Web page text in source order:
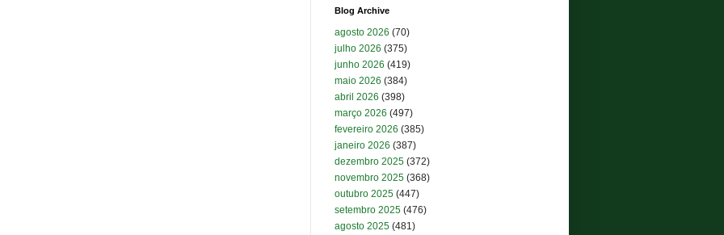
Blog Archive
agosto 2026 (70)
julho 2026 (375)
junho 2026 (419)
maio 2026 (384)
abril 2026 (398)
março 2026 (497)
fevereiro 2026 (385)
janeiro 2026 (387)
dezembro 2025 (372)
novembro 2025 (368)
outubro 2025 (447)
setembro 2025 (476)
agosto 2025 (481)